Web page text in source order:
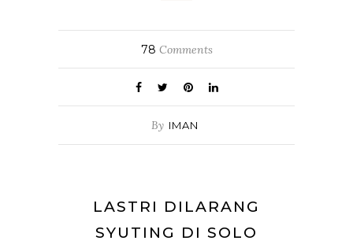
78 Comments
By IMAN
LASTRI DILARANG
SYUTING DI SOLO